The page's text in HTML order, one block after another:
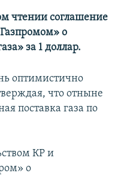
чтении соглашение
о
за 1 доллар.
оптимистично
что отныне
поставка газа по
КР и
о